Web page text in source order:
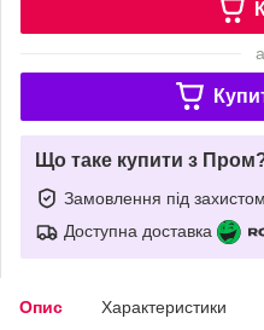
Що таке купити з
Замовлення під захистом
Доступна доставка
Опис Характеристики